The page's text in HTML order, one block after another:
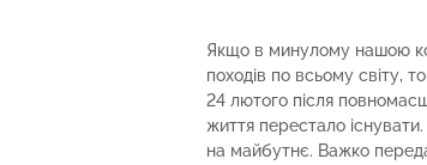
Якщо в минулому нашою
походів по всьому світу,
24 лютого після
життя перестало
на майбутнє. Важко